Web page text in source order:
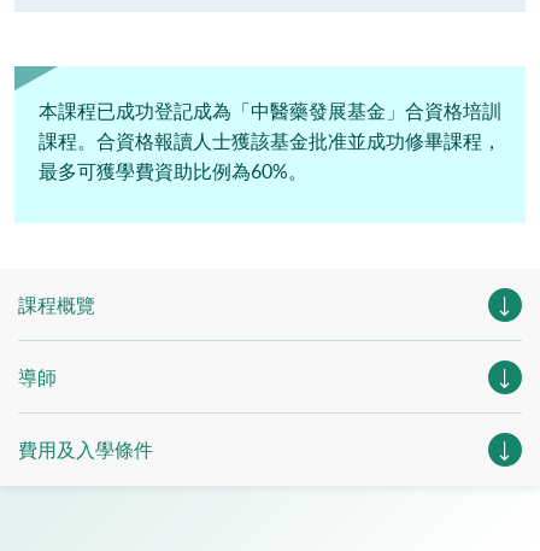
本課程已成功登記成為「中醫藥發展基金」合資格培訓
課程。合資格報讀人士獲該基金批准並成功修畢課程，
最多可獲學費資助比例為60%。
課程概覽
導師
費用及入學條件